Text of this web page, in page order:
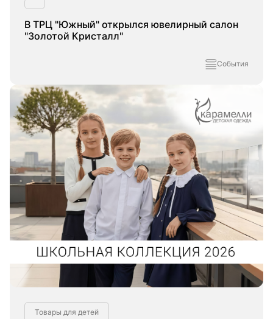
В ТРЦ "Южный" открылся ювелирный салон
"Золотой Кристалл"
События
Товары для детей